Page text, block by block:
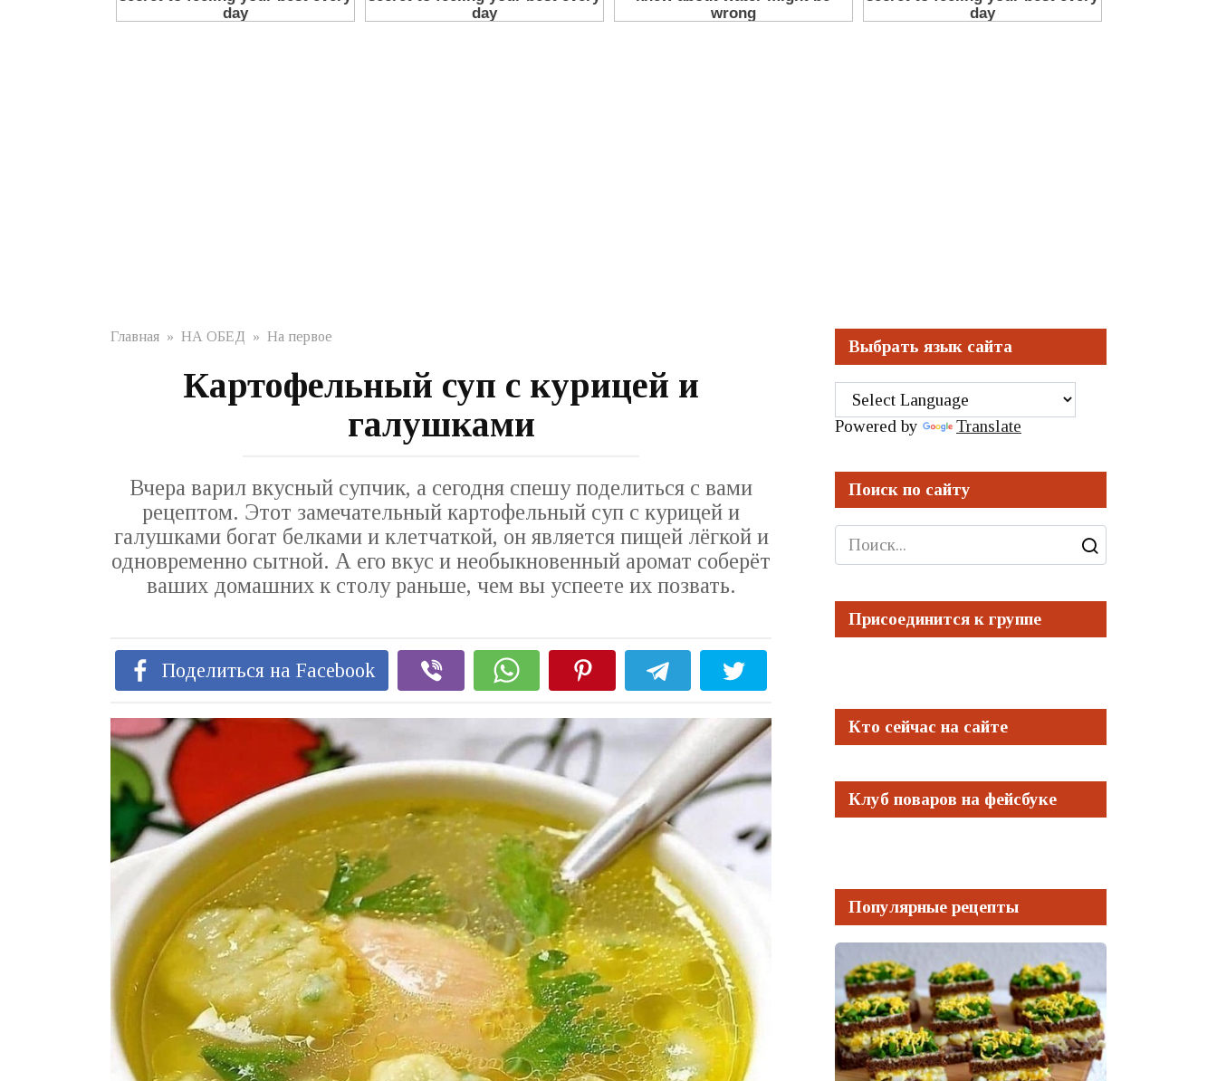
Главная » НА ОБЕД » На первое
Картофельный суп с курицей и
галушками
Вчера варил вкусный супчик, а сегодня спешу поделиться с вами
рецептом. Этот замечательный картофельный суп с курицей и
галушками богат белками и клетчаткой, он является пищей лёгкой и
одновременно сытной. А его вкус и необыкновенный аромат соберёт
ваших домашних к столу раньше, чем вы успеете их позвать.
Поделиться на Facebook
Выбрать язык сайта
Powered by Translate
Поиск по сайту
Search
for:
Присоединится к группе
Кто сейчас на сайте
Клуб поваров на фейсбуке
Популярные рецепты